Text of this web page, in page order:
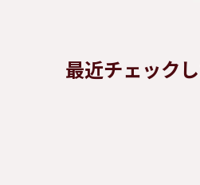
最近チェック